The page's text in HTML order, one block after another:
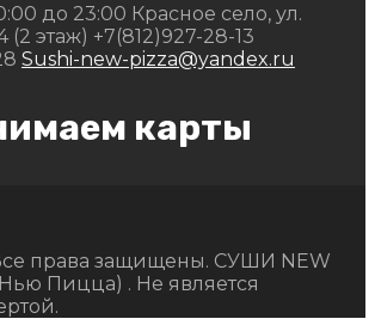
до 23:00 Красное село, ул.
(2 этаж) +7(812)927-28-13
Sushi-new-pizza@yandex.ru
карты
права защищены. СУШИ NEW
Пицца) . Не является